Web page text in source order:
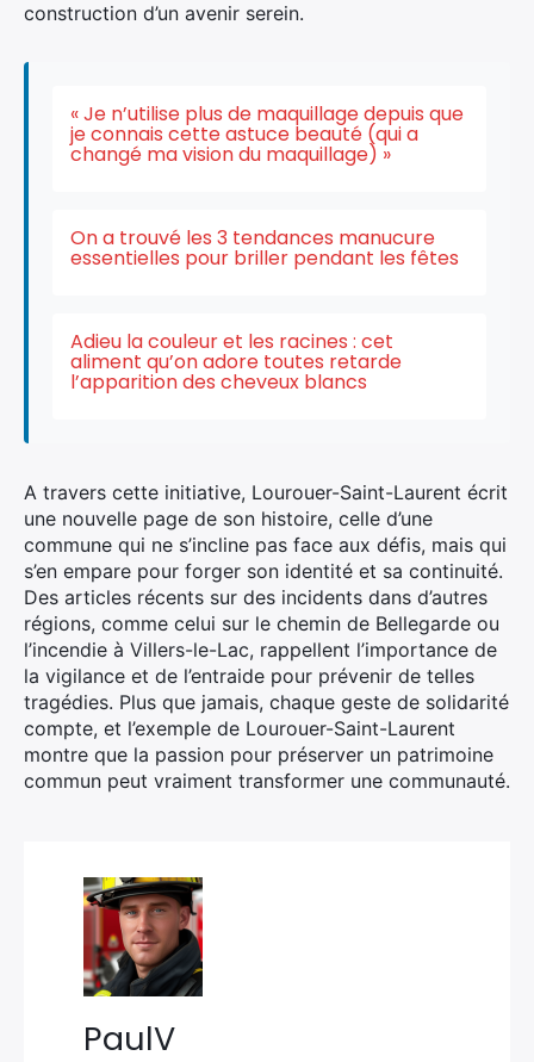
construction d’un avenir serein.
« Je n’utilise plus de maquillage depuis que
je connais cette astuce beauté (qui a
changé ma vision du maquillage) »
On a trouvé les 3 tendances manucure
essentielles pour briller pendant les fêtes
Adieu la couleur et les racines : cet
aliment qu’on adore toutes retarde
l’apparition des cheveux blancs
A travers cette initiative, Lourouer-Saint-Laurent écrit
une nouvelle page de son histoire, celle d’une
commune qui ne s’incline pas face aux défis, mais qui
s’en empare pour forger son identité et sa continuité.
Des articles récents sur des incidents dans d’autres
régions, comme celui sur le chemin de Bellegarde ou
l’incendie à Villers-le-Lac, rappellent l’importance de
la vigilance et de l’entraide pour prévenir de telles
tragédies. Plus que jamais, chaque geste de solidarité
compte, et l’exemple de Lourouer-Saint-Laurent
montre que la passion pour préserver un patrimoine
commun peut vraiment transformer une communauté.
PaulV